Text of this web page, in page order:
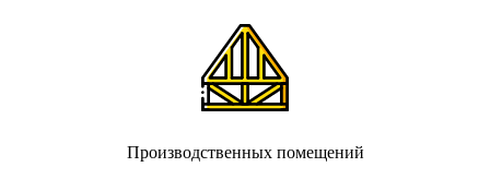
Производственных помещений